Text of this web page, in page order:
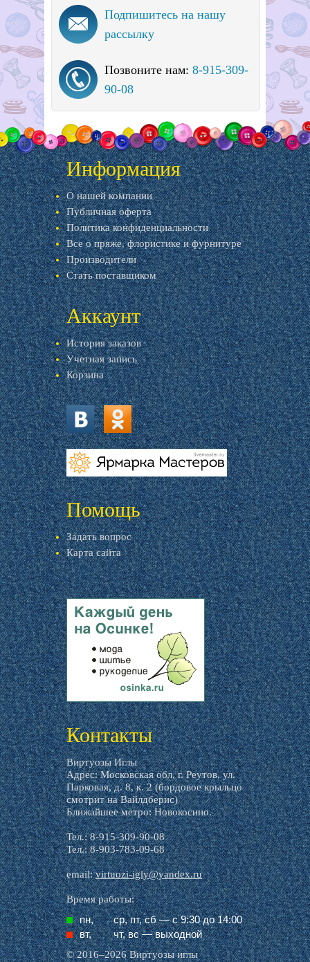
Подпишитесь на нашу
рассылку
Позвоните нам: 8-915-309-
90-08
Информация
О нашей компании
Публичная оферта
Политика конфиденциальности
Все о пряже, флористике и фурнитуре
Производители
Стать поставщиком
Аккаунт
История заказов
Учетная запись
Корзина
vk.com ok.ru
livemaster.ru
Помощь
Задать вопрос
Карта сайта
livemaster.ru
Контакты
Виртуозы Иглы
Адрес: Московская обл, г. Реутов, ул.
Парковая, д. 8, к. 2 (бордовое крыльцо
смотрит на Вайлдберис)
Ближайшее метро: Новокосино.
Тел.: 8-915-309-90-08
Тел.: 8-903-783-09-68
email:virtuozi-igly@yandex.ru
Время работы:
пн,
ср, пт, cб — с 9:30 до 14:00
вт,
чт, вс — выходной
© 2016–2026 Виртуозы иглы